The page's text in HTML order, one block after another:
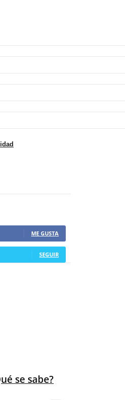
ME GUSTA
SEGUIR
se sabe?